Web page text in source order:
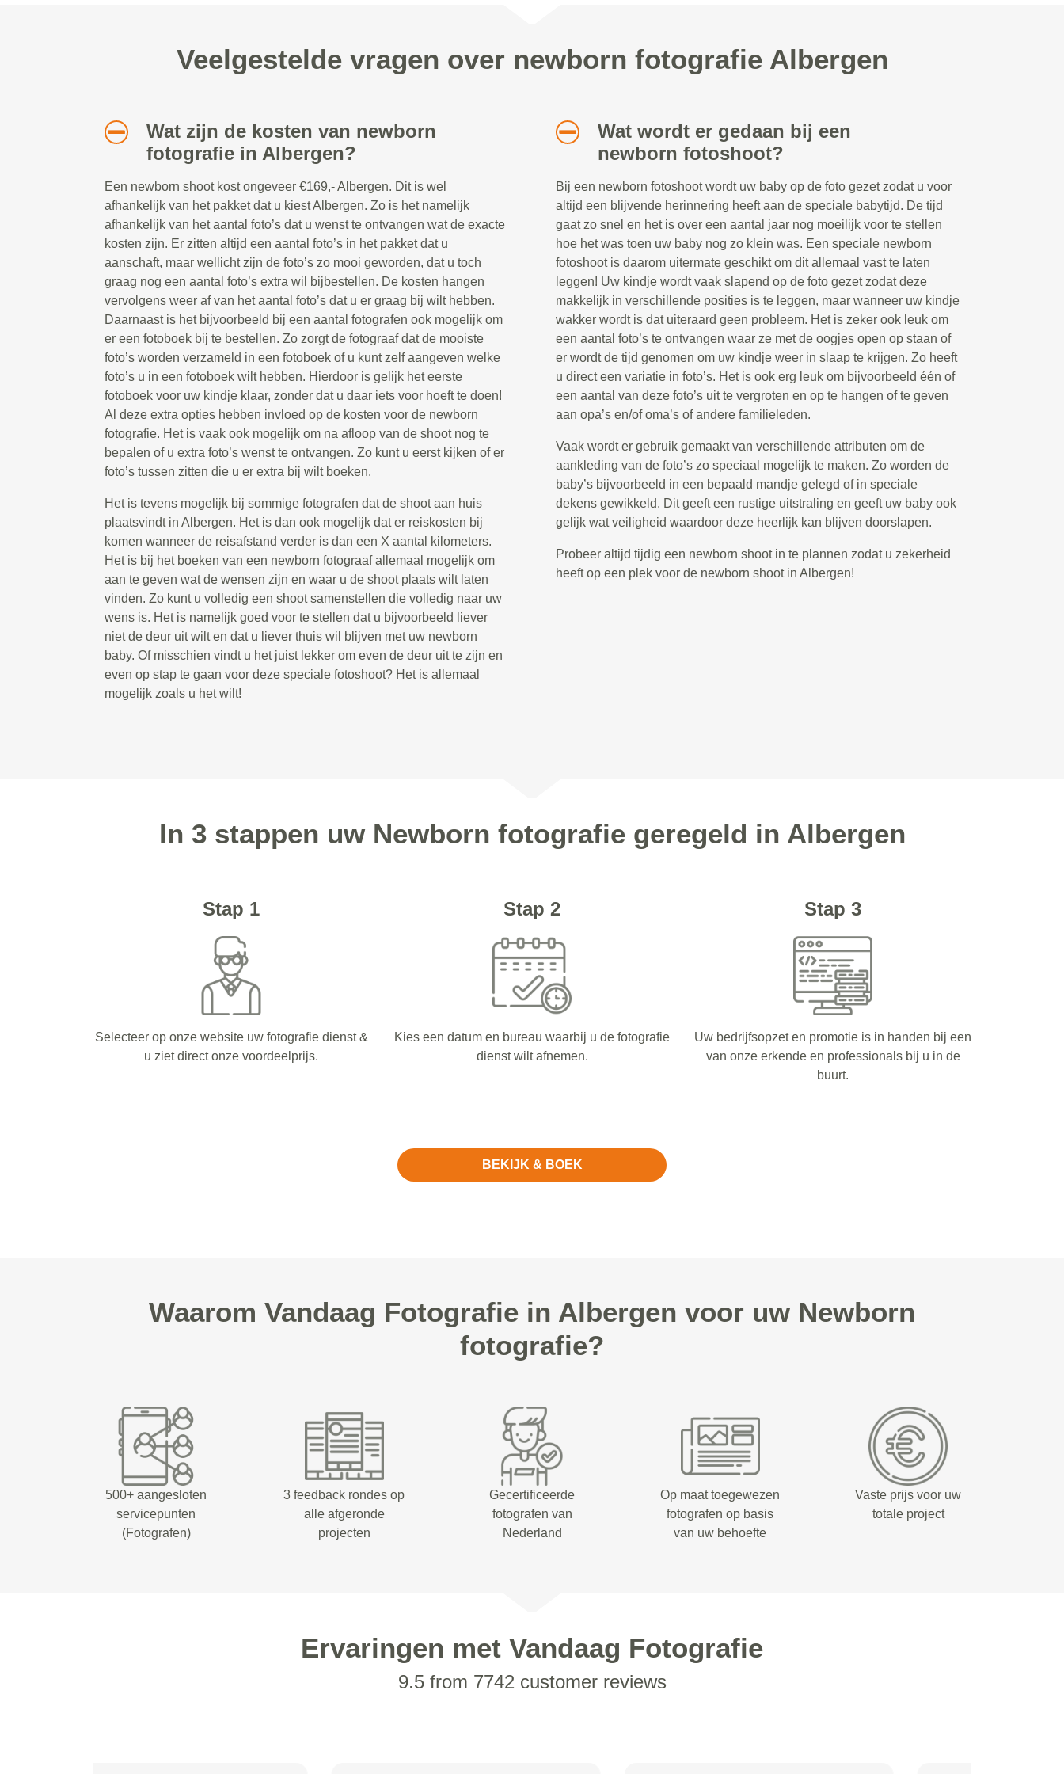
Veelgestelde vragen over newborn fotografie Albergen
Wat zijn de kosten van newborn
fotografie in Albergen?
Een newborn shoot kost ongeveer €169,- Albergen. Dit is wel
afhankelijk van het pakket dat u kiest Albergen. Zo is het namelijk
afhankelijk van het aantal foto’s dat u wenst te ontvangen wat de exacte
kosten zijn. Er zitten altijd een aantal foto’s in het pakket dat u
aanschaft, maar wellicht zijn de foto’s zo mooi geworden, dat u toch
graag nog een aantal foto’s extra wil bijbestellen. De kosten hangen
vervolgens weer af van het aantal foto’s dat u er graag bij wilt hebben.
Daarnaast is het bijvoorbeeld bij een aantal fotografen ook mogelijk om
er een fotoboek bij te bestellen. Zo zorgt de fotograaf dat de mooiste
foto’s worden verzameld in een fotoboek of u kunt zelf aangeven welke
foto’s u in een fotoboek wilt hebben. Hierdoor is gelijk het eerste
fotoboek voor uw kindje klaar, zonder dat u daar iets voor hoeft te doen!
Al deze extra opties hebben invloed op de kosten voor de newborn
fotografie. Het is vaak ook mogelijk om na afloop van de shoot nog te
bepalen of u extra foto’s wenst te ontvangen. Zo kunt u eerst kijken of er
foto’s tussen zitten die u er extra bij wilt boeken.
Het is tevens mogelijk bij sommige fotografen dat de shoot aan huis
plaatsvindt in Albergen. Het is dan ook mogelijk dat er reiskosten bij
komen wanneer de reisafstand verder is dan een X aantal kilometers.
Het is bij het boeken van een newborn fotograaf allemaal mogelijk om
aan te geven wat de wensen zijn en waar u de shoot plaats wilt laten
vinden. Zo kunt u volledig een shoot samenstellen die volledig naar uw
wens is. Het is namelijk goed voor te stellen dat u bijvoorbeeld liever
niet de deur uit wilt en dat u liever thuis wil blijven met uw newborn
baby. Of misschien vindt u het juist lekker om even de deur uit te zijn en
even op stap te gaan voor deze speciale fotoshoot? Het is allemaal
mogelijk zoals u het wilt!
Wat wordt er gedaan bij een
newborn fotoshoot?
Bij een newborn fotoshoot wordt uw baby op de foto gezet zodat u voor
altijd een blijvende herinnering heeft aan de speciale babytijd. De tijd
gaat zo snel en het is over een aantal jaar nog moeilijk voor te stellen
hoe het was toen uw baby nog zo klein was. Een speciale newborn
fotoshoot is daarom uitermate geschikt om dit allemaal vast te laten
leggen! Uw kindje wordt vaak slapend op de foto gezet zodat deze
makkelijk in verschillende posities is te leggen, maar wanneer uw kindje
wakker wordt is dat uiteraard geen probleem. Het is zeker ook leuk om
een aantal foto’s te ontvangen waar ze met de oogjes open op staan of
er wordt de tijd genomen om uw kindje weer in slaap te krijgen. Zo heeft
u direct een variatie in foto’s. Het is ook erg leuk om bijvoorbeeld één of
een aantal van deze foto’s uit te vergroten en op te hangen of te geven
aan opa’s en/of oma’s of andere familieleden.
Vaak wordt er gebruik gemaakt van verschillende attributen om de
aankleding van de foto’s zo speciaal mogelijk te maken. Zo worden de
baby’s bijvoorbeeld in een bepaald mandje gelegd of in speciale
dekens gewikkeld. Dit geeft een rustige uitstraling en geeft uw baby ook
gelijk wat veiligheid waardoor deze heerlijk kan blijven doorslapen.
Probeer altijd tijdig een newborn shoot in te plannen zodat u zekerheid
heeft op een plek voor de newborn shoot in Albergen!
In 3 stappen uw Newborn fotografie geregeld in Albergen
Stap 1
Selecteer op onze website uw fotografie dienst &
u ziet direct onze voordeelprijs.
Stap 2
Kies een datum en bureau waarbij u de fotografie
dienst wilt afnemen.
Stap 3
Uw bedrijfsopzet en promotie is in handen bij een
van onze erkende en professionals bij u in de
buurt.
BEKIJK & BOEK
Waarom Vandaag Fotografie in Albergen voor uw Newborn
fotografie?
500+ aangesloten
servicepunten
(Fotografen)
3 feedback rondes op
alle afgeronde
projecten
Gecertificeerde
fotografen van
Nederland
Op maat toegewezen
fotografen op basis
van uw behoefte
Vaste prijs voor uw
totale project
Ervaringen met Vandaag Fotografie
9.5 from 7742 customer reviews